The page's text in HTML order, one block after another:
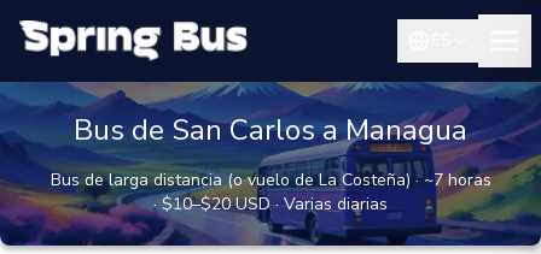
Bus de San Carlos a Managua
Bus de larga distancia (o vuelo de La Costeña) · ~7 horas
· $10–$20 USD · Varias diarias